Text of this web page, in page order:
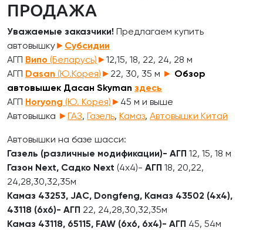
ПРОДАЖА
Уважаемые заказчики! Предлагаем купить
автовышку► Субсидии
АГП Випо (Беларусь) ►12,15, 18, 22, 24, 28 м
АГП Dasan (Ю.Корея) ► 22, 30, 35 м ► Обзор
автовышек Дасан Skyman здесь
АГП Horyong (Ю. Корея) ► 45 м и выше
Автовышка ►ГАЗ, Газель, Камаз, Автовышки Китай
Автовышки на базе шасси:
Газель (различные модификации)- АГП 12, 15, 18 м
Газон Next, Садко Next (4х4)- АГП 18, 20,22,
24,28,30,32,35м
Камаз 43253, JAC, Dongfeng, Камаз 43502 (4х4),
43118 (6х6)- АГП 22, 24,28,30,32,35м
Камаз 43118, 65115, FAW (6х6, 6х4)- АГП 45, 54м